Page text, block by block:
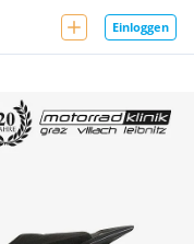
Einloggen